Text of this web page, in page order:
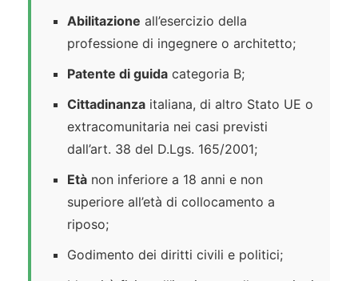
Abilitazione all’esercizio della
professione di ingegnere o architetto;
Patente di guida categoria B;
Cittadinanza italiana, di altro Stato UE o
extracomunitaria nei casi previsti
dall’art. 38 del D.Lgs. 165/2001;
Età non inferiore a 18 anni e non
superiore all’età di collocamento a
riposo;
Godimento dei diritti civili e politici;